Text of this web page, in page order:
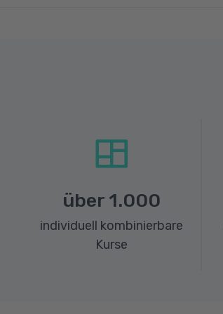
über 1.000
individuell kombinierbare
Kurse